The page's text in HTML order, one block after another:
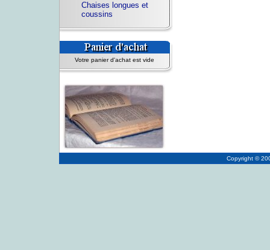
Chaises longues et
coussins
Votre panier d'achat est vide
Copyright ©